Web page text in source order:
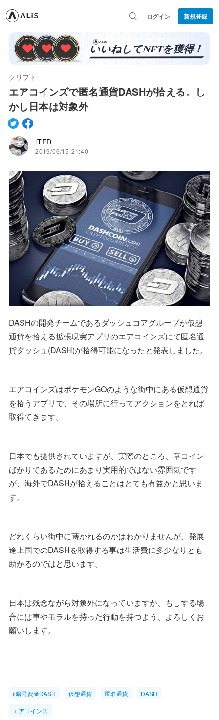
ログイン 新規登録
クリプト
エアコインズで匿名通貨DASHが拾える。し
かし日本は対象外
iTED
2019/06/15 21:40
DASHの開発チームであるダッシュコアグループが仮想
通貨を拾える拡張現実アプリのエアコインズにて匿名通
貨ダッシュ(DASH)が拾得可能になったと発表しました。
エアコインズはポケモンGOのような街中にある仮想通貨
を拾うアプリで、その場所に行ってアクションをとれば
取得てきます。
日本でも提供されていますが、実際のところ、草コイン
ばかりであるためにあまり実用的ではない雰囲気です
が、海外でDASHが拾えることはとても有益かと思いま
す。
どれくらい街中に蒔かれるのかはわかりませんが、発展
途上国でのDASHを取得する事は生活費に多少なりとも
助かるのではと思います。
日本は残念ながら対象外になっていますが、もしする場
合には車やモラルを持った行動を持つよう、よろしくお
願いします。
ii暗号資産DASH 仮想通貨 匿名通貨 DASH
エアコインズ